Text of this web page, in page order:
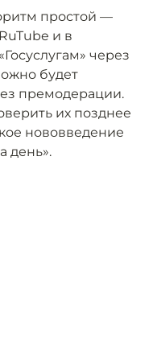
простой —
и в
через
будет
премодерации.
их позднее
нововведение
день».